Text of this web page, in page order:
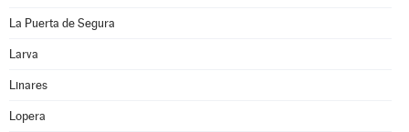
La Puerta de Segura
Larva
Linares
Lopera